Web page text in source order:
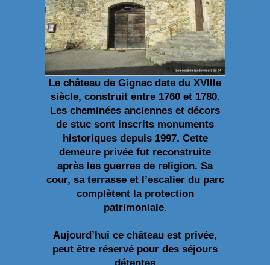
Le château de Gignac date du XVIIIe
siècle, construit entre 1760 et 1780.
Les cheminées anciennes et décors
de stuc sont inscrits monuments
historiques depuis 1997. Cette
demeure privée fut reconstruite
après les guerres de religion. Sa
cour, sa terrasse et l’escalier du parc
complètent la protection
patrimoniale.
Aujourd’hui ce château est privée,
peut être réservé pour des séjours